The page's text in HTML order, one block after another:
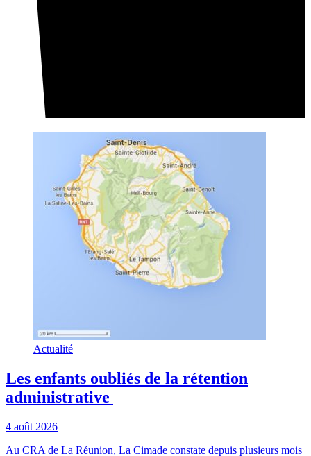
Actualité
Les enfants oubliés de la rétention
administrative
4 août 2026
Au CRA de La Réunion, La Cimade constate depuis plusieurs mois